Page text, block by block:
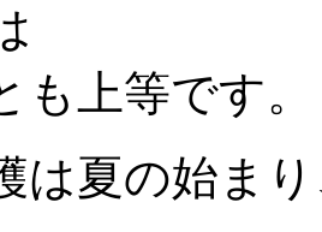
も上等です。
は夏の始ま